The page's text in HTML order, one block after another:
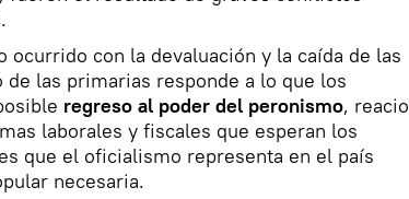
ocurrido con la devaluación y la caída de las
de las primarias responde a lo que los
regreso al poder del peronismo, reacio
laborales y fiscales que esperan los
que el oficialismo representa en el país
necesaria.